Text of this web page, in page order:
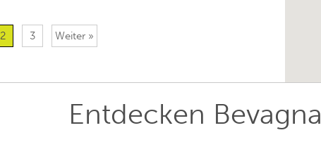
2 3 Weiter »
Entdecken Bevagna